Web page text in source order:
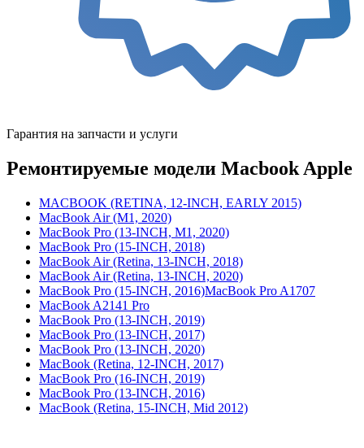
Гарантия на запчасти и услуги
Ремонтируемые модели Macbook Apple
MACBOOK (RETINA, 12-INCH, EARLY 2015)
MacBook Air (M1, 2020)
MacBook Pro (13-INCH, M1, 2020)
MacBook Pro (15-INCH, 2018)
MacBook Air (Retina, 13-INCH, 2018)
MacBook Air (Retina, 13-INCH, 2020)
MacBook Pro (15-INCH, 2016)MacBook Pro A1707
MacBook A2141 Pro
MacBook Pro (13-INCH, 2019)
MacBook Pro (13-INCH, 2017)
MacBook Pro (13-INCH, 2020)
MacBook (Retina, 12-INCH, 2017)
MacBook Pro (16-INCH, 2019)
MacBook Pro (13-INCH, 2016)
MacBook (Retina, 15-INCH, Mid 2012)